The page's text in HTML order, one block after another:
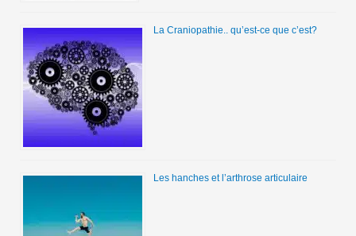
La Craniopathie.. qu’est-ce que c’est?
Les hanches et l’arthrose articulaire